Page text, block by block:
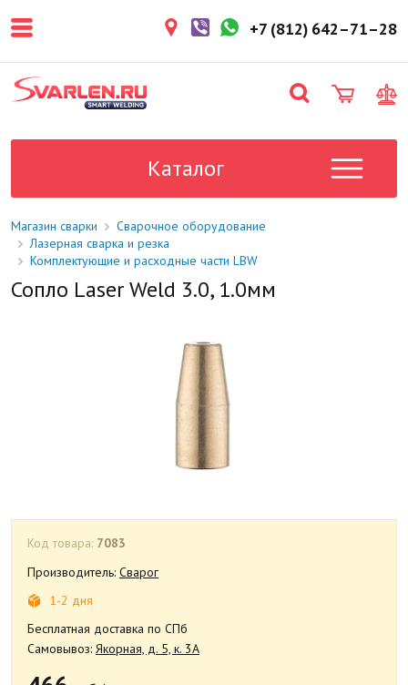
более 3 рабочих дней.
поставки в магазин: 1-2 рабочих
дня.
Данный товар отсутствует на
уточните у менеджера.
+7 (812) 642–71–28
Каталог
Магазин сварки
Сварочное оборудование
Лазерная сварка и резка
Комплектующие и расходные части LBW
Сопло Laser Weld 3.0, 1.0мм
Код товара: 7083
Производитель: Сварог
1-2 дня
Бесплатная доставка по СПб
Самовывоз: Якорная, д. 5, к. 3А